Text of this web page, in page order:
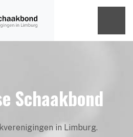
Schaakbond
in Limburg.